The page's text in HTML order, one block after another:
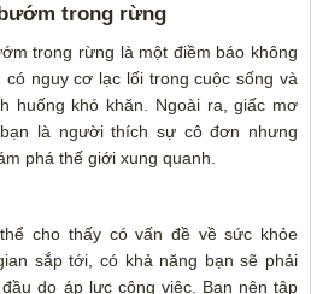
trong rừng
trong rừng là một điềm báo không
nguy cơ lạc lối trong cuộc sống và
huống khó khăn. Ngoài ra, giấc mơ
là người thích sự cô đơn nhưng
phá thế giới xung quanh.
cho thấy có vấn đề về sức khỏe
sắp tới, có khả năng bạn sẽ phải
do áp lực công việc. Bạn nên tập